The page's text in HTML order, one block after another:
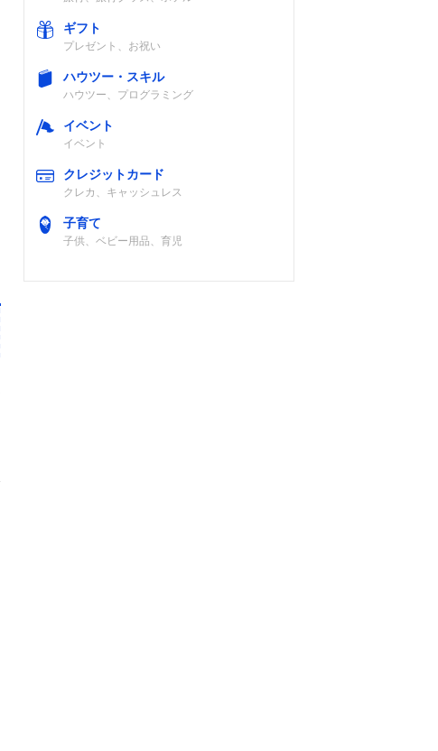
ギフト
プレゼント、お祝い
ハウツー・スキル
ハウツー、プログラミング
イベント
イベント
クレジットカード
クレカ、キャッシュレス
子育て
子供、ベビー用品、育児